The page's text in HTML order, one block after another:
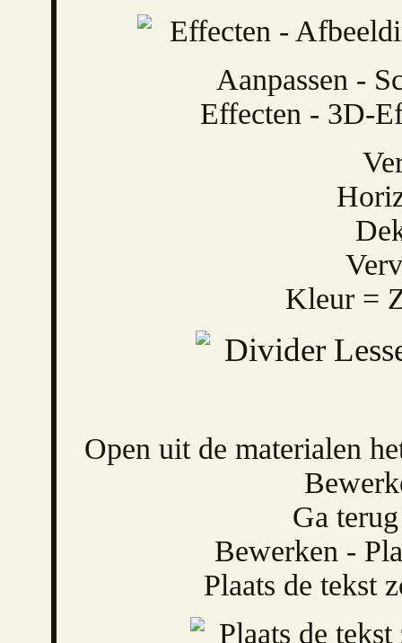
Aanpassen -
Effecten - 3D-
Kleur =
Open uit de materialen
Ga
Bewerken -
Plaats de tekst